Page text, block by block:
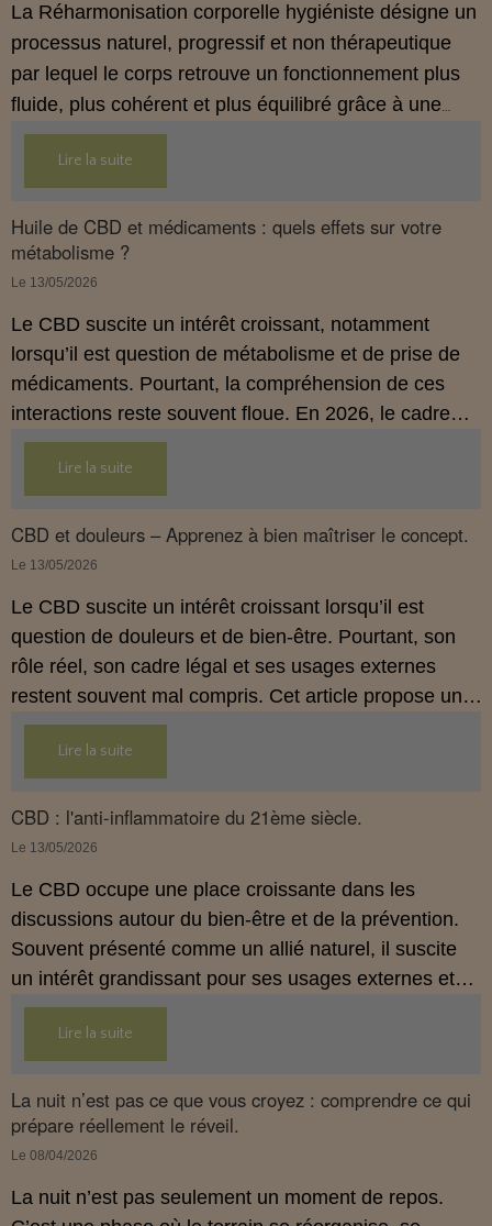
La Réharmonisation corporelle hygiéniste désigne un
processus naturel, progressif et non thérapeutique
par lequel le corps retrouve un fonctionnement plus
fluide, plus cohérent et plus équilibré grâce à une
hygiène de vie adaptée.
Lire la suite
Huile de CBD et médicaments : quels effets sur votre
métabolisme ?
Le 13/05/2026
Le CBD suscite un intérêt croissant, notamment
lorsqu’il est question de métabolisme et de prise de
médicaments. Pourtant, la compréhension de ces
interactions reste souvent floue. En 2026, le cadre
légal français impose des règles strictes : seuls les
usages externes du CBD sont autorisés. Cet article
propose une mise au point claire et accessible pour
comprendre comment le CBD s’inscrit dans une
démarche de prévention, sans ingestion et sans
Lire la suite
CBD et douleurs – Apprenez à bien maîtriser le concept.
Le 13/05/2026
Le CBD suscite un intérêt croissant lorsqu’il est
question de douleurs et de bien‑être. Pourtant, son
rôle réel, son cadre légal et ses usages externes
restent souvent mal compris. Cet article propose une
mise au point claire, moderne et conforme à la
réglementation française de 2026, afin de mieux
comprendre comment le CBD s’intègre dans une
approche globale de prévention.
Lire la suite
CBD : l'anti-inflammatoire du 21ème siècle.
Le 13/05/2026
Le CBD occupe une place croissante dans les
discussions autour du bien‑être et de la prévention.
Souvent présenté comme un allié naturel, il suscite
un intérêt grandissant pour ses usages externes et
son interaction avec le système endocannabinoïde.
Cet article propose une mise au point claire, moderne
et conforme à la réglementation française de 2026.
Lire la suite
La nuit n’est pas ce que vous croyez : comprendre ce qui
prépare réellement le réveil.
Le 08/04/2026
La nuit n’est pas seulement un moment de repos.